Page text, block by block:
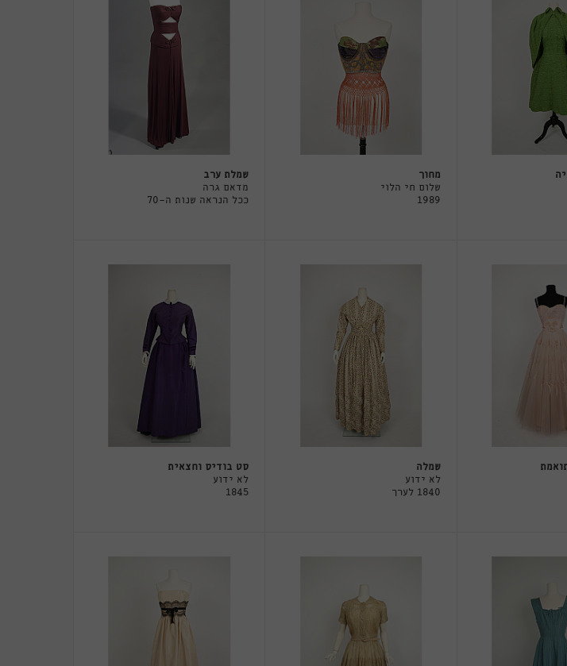
מחוך
שלום חי הלוי
1989
שמלת ערב
מדאם גרה
ככל הנראה שנות ה-70
שמלה
לא ידוע
1840 לערך
סט בודיס וחצאית
לא ידוע
1845